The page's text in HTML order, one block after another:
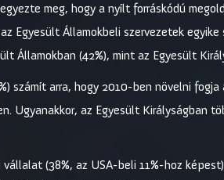
meg, hogy a nyílt forráskódú
Egyesült Államokbeli szervezetek
Államokban (42%), mint az Egyesült
számít arra, hogy 2010-ben növelni
Ugyanakkor, az Egyesült Királyságban
(38%, az USA-beli 11%-hoz